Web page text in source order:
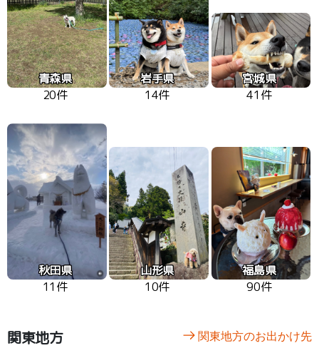
青森県
20件
岩手県
14件
宮城県
41件
秋田県
11件
山形県
10件
福島県
90件
関東地方 関東地方のお出かけ先